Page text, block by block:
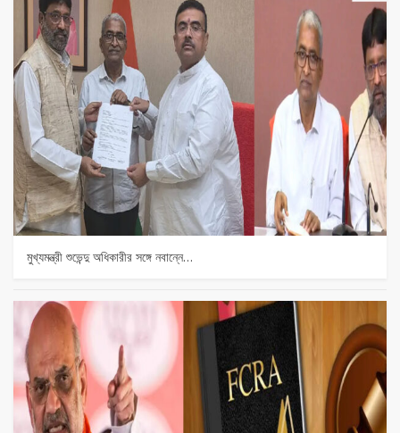
মুখ্যমন্ত্রী শুভেন্দু অধিকারীর সঙ্গে নবান্নে…